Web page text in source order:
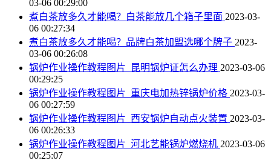
03-06 00:29:00
煮白茶放多久才能喝？白茶能放几个箱子里面 2023-03-
06 00:27:34
煮白茶放多久才能喝？品牌白茶加盟选哪个牌子 2023-
03-06 00:26:08
锅炉作业操作教程图片_昆明锅炉证怎么办理 2023-03-06
00:29:25
锅炉作业操作教程图片_重庆电加热锌锅炉价格 2023-03-
06 00:27:59
锅炉作业操作教程图片_西安锅炉自动点火装置 2023-03-
06 00:26:33
锅炉作业操作教程图片_河北艺能锅炉燃烧机 2023-03-06
00:25:07